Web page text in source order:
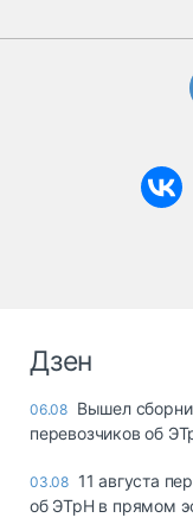
Дзен
06.08 Вышел
перевозчиков об
03.08 11 августа
об ЭТрН в прямом